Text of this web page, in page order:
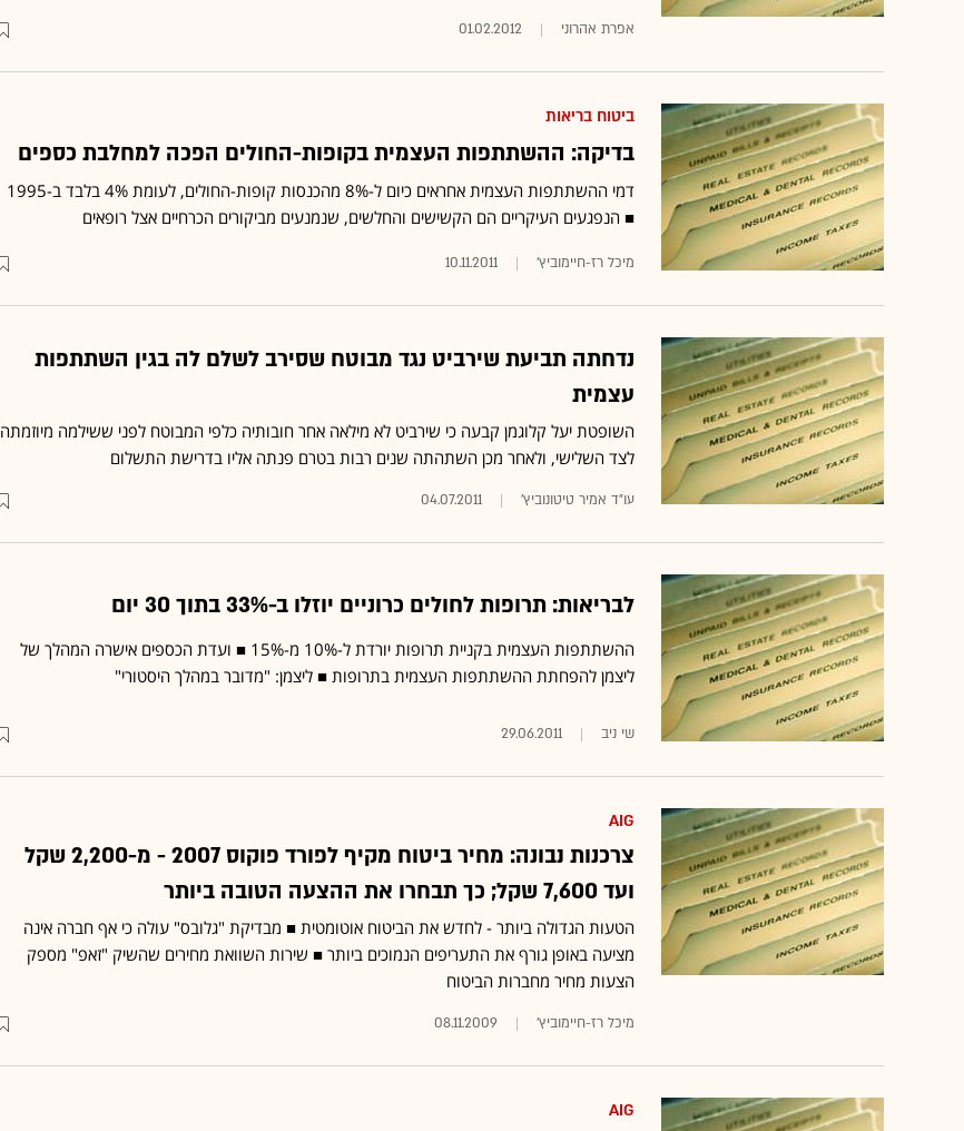
אפרת אהרוני 01.02.2012
ביטוח בריאות
בדיקה: ההשתתפות העצמית בקופות-החולים הפכה למחלבת כספים
דמי ההשתתפות העצמית אחראים כיום ל-8% מהכנסות קופות-החולים, לעומת 4% בלבד ב-1995
■ הנפגעים העיקריים הם הקשישים והחלשים, שנמנעים מביקורים הכרחיים אצל רופאים
מיכל רז-חיימוביץ' 10.11.2011
נדחתה תביעת שירביט נגד מבוטח שסירב לשלם לה בגין השתתפות
עצמית
השופטת יעל קלוגמן קבעה כי שירביט לא מילאה אחר חובותיה כלפי המבוטח לפני ששילמה מיוזמתה
לצד השלישי, ולאחר מכן השתהתה שנים רבות בטרם פנתה אליו בדרישת התשלום
עו"ד אמיר טיטונוביץ' 04.07.2011
לבריאות: תרופות לחולים כרוניים יוזלו ב-33% בתוך 30 יום
ההשתתפות העצמית בקניית תרופות יורדת ל-10% מ-15% ■ ועדת הכספים אישרה המהלך של
ליצמן להפחתת ההשתתפות העצמית בתרופות ■ ליצמן: "מדובר במהלך היסטורי"
שי ניב 29.06.2011
AIG
צרכנות נבונה: מחיר ביטוח מקיף לפורד פוקוס 2007 - מ-2,200 שקל
ועד 7,600 שקל; כך תבחרו את ההצעה הטובה ביותר
הטעות הגדולה ביותר - לחדש את הביטוח אוטומטית ■ מבדיקת "גלובס" עולה כי אף חברה אינה
מציעה באופן גורף את התעריפים הנמוכים ביותר ■ שירות השוואת מחירים שהשיק "זאפ" מספק
הצעות מחיר מחברות הביטוח
מיכל רז-חיימוביץ' 08.11.2009
AIG